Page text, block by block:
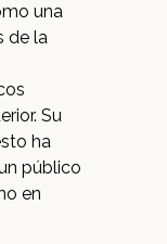
una
de la
. Su
ha
público
en